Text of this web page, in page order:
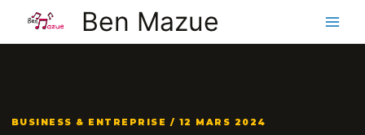
contenu
Ben Mazue
BUSINESS & ENTREPRISE / 12 MARS 2024